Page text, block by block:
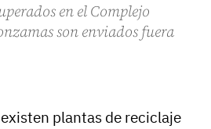
en el Complejo
son enviados fuera
plantas de reciclaje